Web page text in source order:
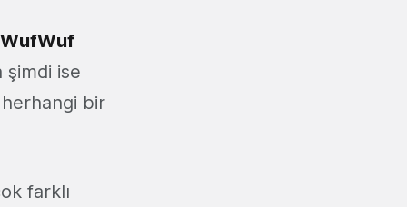
şimdi ise
herhangi bir
farklı